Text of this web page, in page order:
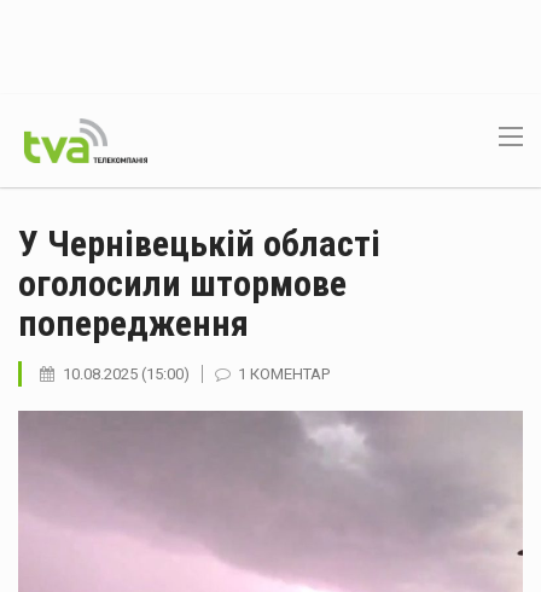
У Чернівецькій області
оголосили штормове
попередження
10.08.2025 (15:00) 1 КОМЕНТАР